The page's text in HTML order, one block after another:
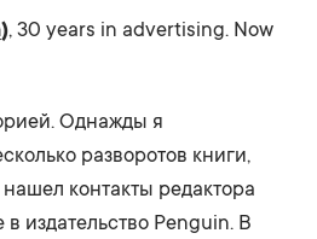
), 30 years in advertising. Now
Однажды я
разворотов книги,
контакты редактора
в издательство Penguin. В